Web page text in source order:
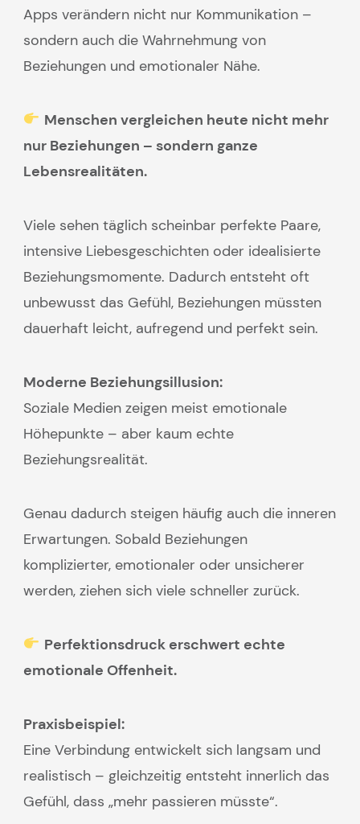
Apps verändern nicht nur Kommunikation –
sondern auch die Wahrnehmung von
Beziehungen und emotionaler Nähe.
Menschen vergleichen heute nicht mehr
nur Beziehungen – sondern ganze
Lebensrealitäten.
Viele sehen täglich scheinbar perfekte Paare,
intensive Liebesgeschichten oder idealisierte
Beziehungsmomente. Dadurch entsteht oft
unbewusst das Gefühl, Beziehungen müssten
dauerhaft leicht, aufregend und perfekt sein.
Moderne Beziehungsillusion:
Soziale Medien zeigen meist emotionale
Höhepunkte – aber kaum echte
Beziehungsrealität.
Genau dadurch steigen häufig auch die inneren
Erwartungen. Sobald Beziehungen
komplizierter, emotionaler oder unsicherer
werden, ziehen sich viele schneller zurück.
Perfektionsdruck erschwert echte
emotionale Offenheit.
Praxisbeispiel:
Eine Verbindung entwickelt sich langsam und
realistisch – gleichzeitig entsteht innerlich das
Gefühl, dass „mehr passieren müsste“.